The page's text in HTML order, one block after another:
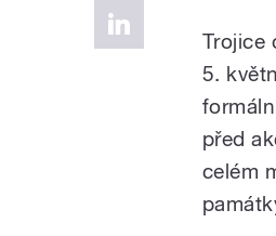
Trojice
5.
před
celém